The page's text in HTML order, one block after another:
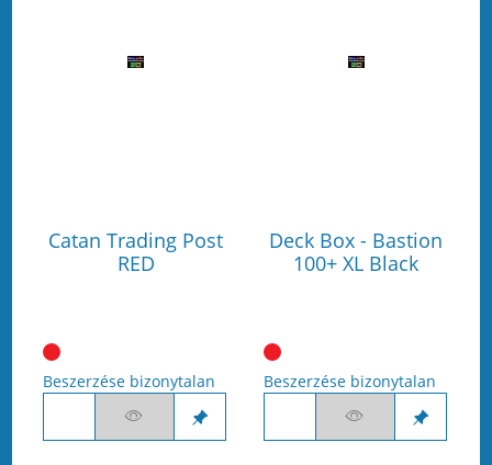
Catan Trading Post
RED
Beszerzése bizonytalan
Deck Box - Bastion
100+ XL Black
Beszerzése bizonytalan